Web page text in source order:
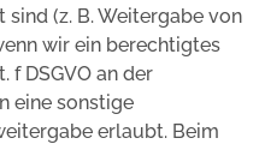
(z. B. Weitergabe von
wir ein berechtigtes
f DSGVO an der
eine sonstige
erlaubt. Beim